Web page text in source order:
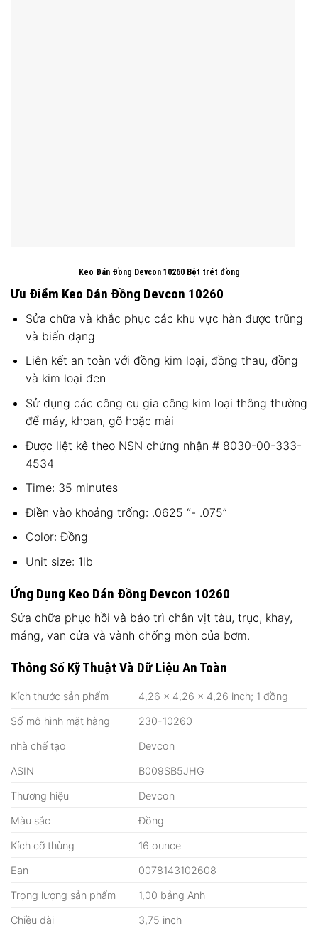
Keo Đán Đồng Devcon 10260 Bột trét đồng
Ưu Điểm Keo Dán Đồng Devcon 10260
Sửa chữa và khắc phục các khu vực hàn được trũng
và biến dạng
Liên kết an toàn với đồng kim loại, đồng thau, đồng
và kim loại đen
Sử dụng các công cụ gia công kim loại thông thường
để máy, khoan, gõ hoặc mài
Được liệt kê theo NSN chứng nhận # 8030-00-333-
4534
Time: 35 minutes
Điền vào khoảng trống: .0625 “- .075”
Color: Đồng
Unit size: 1lb
Ứng Dụng Keo Dán Đồng Devcon 10260
Sửa chữa phục hồi và bảo trì chân vịt tàu, trục, khay,
máng, van cửa và vành chống mòn của bơm.
Thông Số Kỹ Thuật Và Dữ Liệu An Toàn
Kích thước sản phẩm 4,26 x 4,26 x 4,26 inch; 1 đồng
Số mô hình mặt hàng 230-10260
nhà chế tạo Devcon
ASIN B009SB5JHG
Thương hiệu Devcon
Màu sắc Đồng
Kích cỡ thùng 16 ounce
Ean 0078143102608
Trọng lượng sản phẩm 1,00 bảng Anh
Chiều dài 3,75 inch